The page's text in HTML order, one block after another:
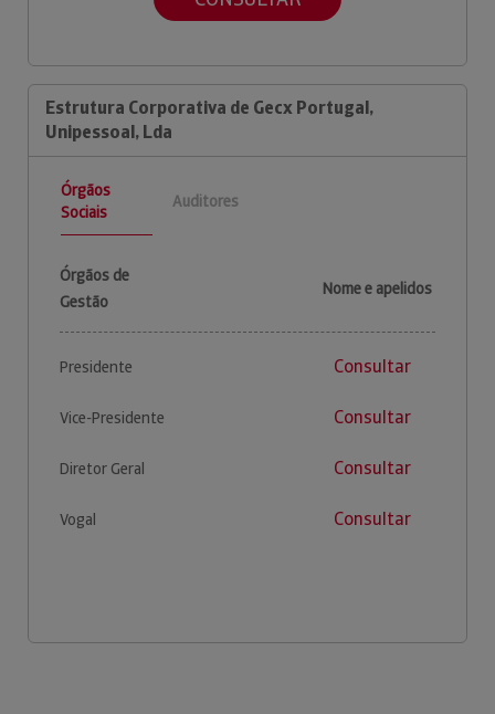
Estrutura Corporativa de Gecx Portugal,
Unipessoal, Lda
Órgãos
Sociais
Auditores
Órgãos de
Gestão
Nome e apelidos
Presidente Consultar
Vice-Presidente Consultar
Diretor Geral Consultar
Vogal Consultar